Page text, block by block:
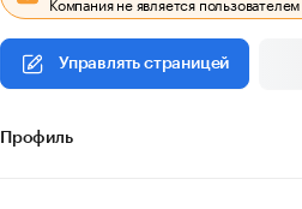
Управлять страницей
Профиль